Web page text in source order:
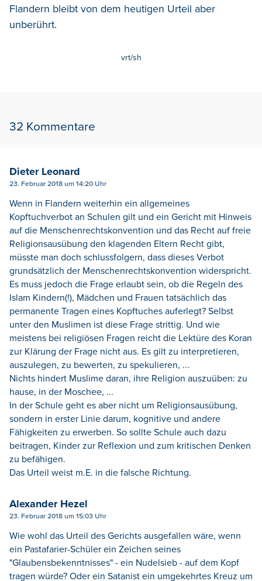
Flandern bleibt von dem heutigen Urteil aber
unberührt.
vrt/sh
32 Kommentare
Dieter Leonard
23. Februar 2018 um 14:20 Uhr
Wenn in Flandern weiterhin ein allgemeines
Kopftuchverbot an Schulen gilt und ein Gericht mit Hinweis
auf die Menschenrechtskonvention und das Recht auf freie
Religionsausübung den klagenden Eltern Recht gibt,
müsste man doch schlussfolgern, dass dieses Verbot
grundsätzlich der Menschenrechtskonvention widerspricht.
Es muss jedoch die Frage erlaubt sein, ob die Regeln des
Islam Kindern(!), Mädchen und Frauen tatsächlich das
permanente Tragen eines Kopftuches auferlegt? Selbst
unter den Muslimen ist diese Frage strittig. Und wie
meistens bei religiösen Fragen reicht die Lektüre des Koran
zur Klärung der Frage nicht aus. Es gilt zu interpretieren,
auszulegen, zu bewerten, zu spekulieren, ...
Nichts hindert Muslime daran, ihre Religion auszuüben: zu
hause, in der Moschee, ...
In der Schule geht es aber nicht um Religionsausübung,
sondern in erster Linie darum, kognitive und andere
Fähigkeiten zu erwerben. So sollte Schule auch dazu
beitragen, Kinder zur Reflexion und zum kritischen Denken
zu befähigen.
Das Urteil weist m.E. in die falsche Richtung.
Alexander Hezel
23. Februar 2018 um 15:03 Uhr
Wie wohl das Urteil des Gerichts ausgefallen wäre, wenn
ein Pastafarier-Schüler ein Zeichen seines
"Glaubensbekenntnisses" - ein Nudelsieb - auf dem Kopf
tragen würde? Oder ein Satanist ein umgekehrtes Kreuz um